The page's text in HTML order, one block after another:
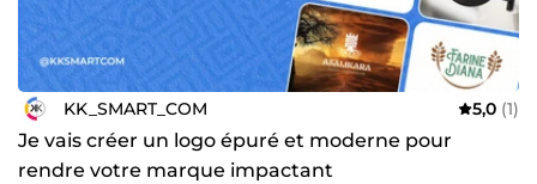
KK_SMART_COM 5,0 (1)
Je vais créer un logo épuré et moderne pour
rendre votre marque impactant